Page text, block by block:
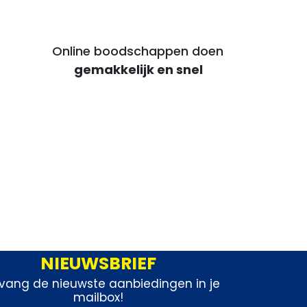
Online boodschappen doen
gemakkelijk en snel
voor voordelige maaltijden
NIEUWSBRIEF
de nieuwste aanbiedingen in je
mailbox!